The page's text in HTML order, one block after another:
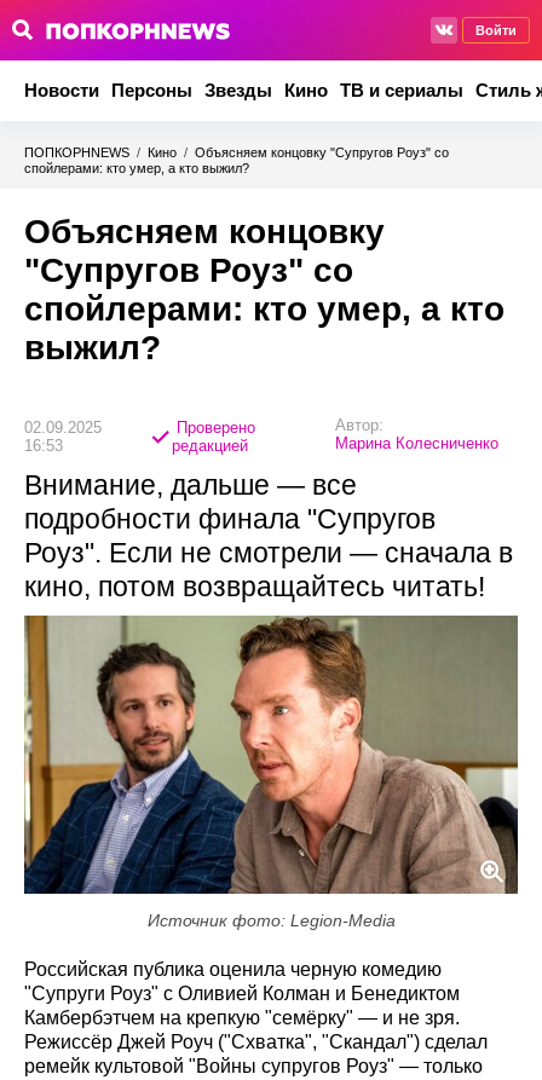
Войти
Новости Персоны Звезды Кино ТВ и сериалы Стиль
ПОПКОРНNEWS / Кино / Объясняем концовку "Супругов Роуз" со
спойлерами: кто умер, а кто выжил?
Объясняем концовку
"Супругов Роуз" со
спойлерами: кто умер, а кто
выжил?
02.09.2025
16:53
Проверено
редакцией
Автор:
Марина Колесниченко
Внимание, дальше — все
подробности финала "Супругов
Роуз". Если не смотрели — сначала в
кино, потом возвращайтесь читать!
Источник фото: Legion-Media
Российская публика оценила черную комедию
"Супруги Роуз" с Оливией Колман и Бенедиктом
Камбербэтчем на крепкую "семёрку" — и не зря.
Режиссёр Джей Роуч ("Схватка", "Скандал") сделал
ремейк культовой "Войны супругов Роуз" — только